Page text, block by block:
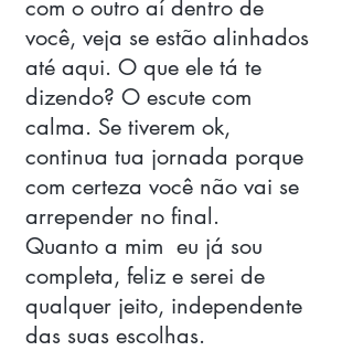
com o outro aí dentro de
você, veja se estão alinhados
até aqui. O que ele tá te
dizendo? O escute com
calma. Se tiverem ok,
continua tua jornada porque
com certeza você não vai se
arrepender no final.
Quanto a mim  eu já sou
completa, feliz e serei de
qualquer jeito, independente
das suas escolhas.